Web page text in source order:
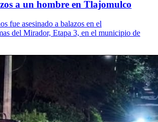
a un hombre en Tlajomulco
fue asesinado a balazos en el
del Mirador, Etapa 3, en el municipio de